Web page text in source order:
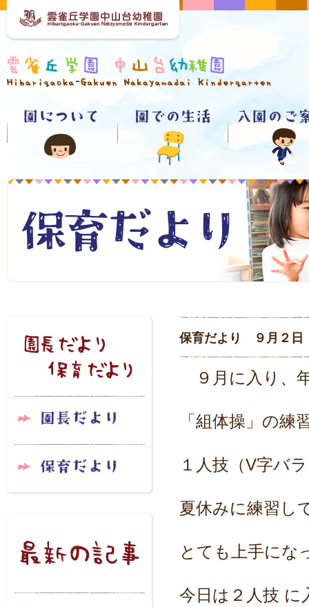
保育だより ９月２日
９月に入り、
「組体操」の練
１人技（V字バ
夏休みに練習し
とても上手にな
今日は２人技 に